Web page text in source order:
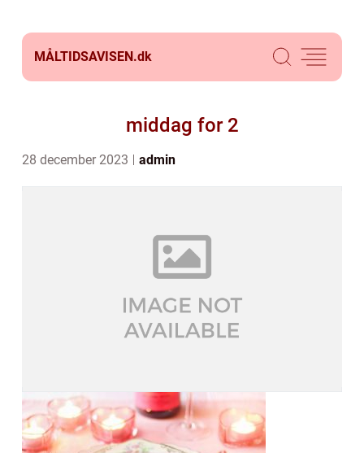
MÅLTIDSAVISEN.dk
middag for 2
28 december 2023 admin